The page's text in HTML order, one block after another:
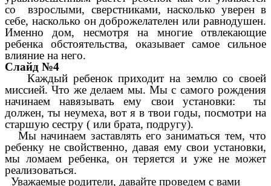
со взрослыми, сверстниками, насколько уверен в
себе, насколько он доброжелателен или равнодушен.
Именно дом, несмотря на многие отвлекающие
ребенка обстоятельства, оказывает самое сильное
влияние на него.
Слайд №4
Каждый ребенок приходит на землю со своей
миссией. Что же делаем мы. Мы с самого рождения
начинаем навязывать ему свои установки: ты
должен, ты неумеха, вот я в твои годы, посмотри на
старшую сестру ( или брата, подругу).
Мы начинаем заставлять его заниматься тем, что
ребенку не свойственно, давая ему свои установки,
мы ломаем ребенка, он теряется и уже не может
реализоваться.
Уважаемые родители, давайте проведем с вами